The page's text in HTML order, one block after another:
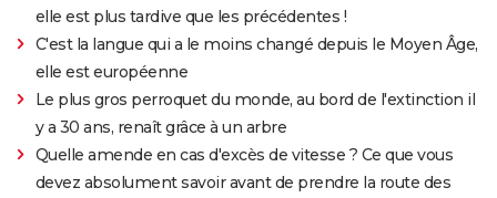
elle est plus tardive que les précédentes !
C'est la langue qui a le moins changé depuis le Moyen Âge,
elle est européenne
Le plus gros perroquet du monde, au bord de l'extinction il
y a 30 ans, renaît grâce à un arbre
Quelle amende en cas d'excès de vitesse ? Ce que vous
devez absolument savoir avant de prendre la route des